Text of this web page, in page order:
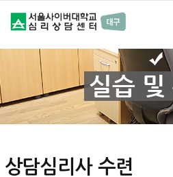
상담심리사 수련